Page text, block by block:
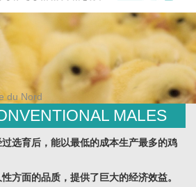
du Nord
MALES
选育后，能以最低的成本生产最多的鸡
方面的品质，提供了巨大的经济效益。